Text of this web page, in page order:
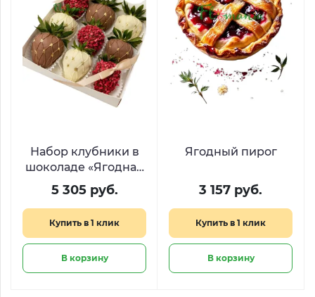
Набор клубники в
шоколаде «Ягодная
нежность»
5 305 руб.
Купить в 1 клик
В корзину
Ягодный пирог
3 157 руб.
Купить в 1 клик
В корзину